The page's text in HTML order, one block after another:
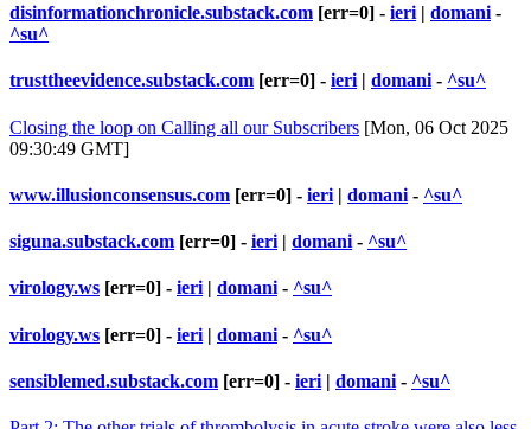
disinformationchronicle.substack.com [err=0] - ieri | domani -
^su^
trusttheevidence.substack.com [err=0] - ieri | domani - ^su^
Closing the loop on Calling all our Subscribers [Mon, 06 Oct 2025
09:30:49 GMT]
www.illusionconsensus.com [err=0] - ieri | domani - ^su^
siguna.substack.com [err=0] - ieri | domani - ^su^
virology.ws [err=0] - ieri | domani - ^su^
virology.ws [err=0] - ieri | domani - ^su^
sensiblemed.substack.com [err=0] - ieri | domani - ^su^